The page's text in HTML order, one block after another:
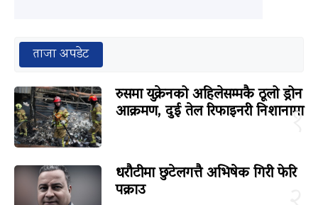
ताजा अपडेट
१
रुसमा युक्रेनको अहिलेसम्मकै ठूलो ड्रोन
आक्रमण, दुई तेल रिफाइनरी निशानामा
धरौटीमा छुटेलगत्तै अभिषेक गिरी फेरि
पक्राउ